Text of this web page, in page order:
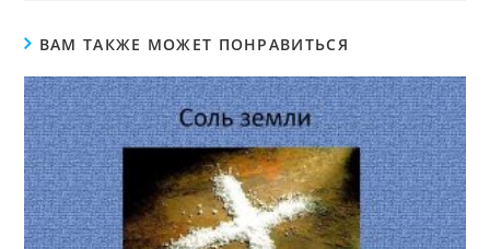
ВАМ ТАКЖЕ МОЖЕТ ПОНРАВИТЬСЯ